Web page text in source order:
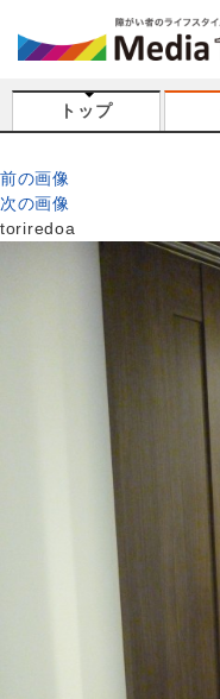
トップ
前の画像
次の画像
toriredoa